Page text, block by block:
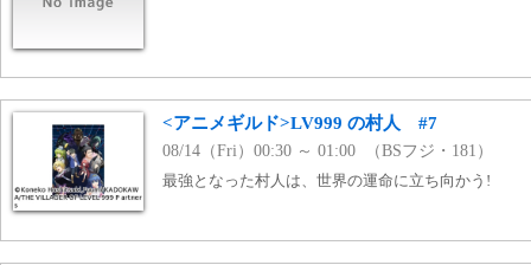
<アニメギルド>LV999 の村人 #7
08/14（Fri）00:30 ～ 01:00 （BSフジ・181）
最強となった村人は、世界の運命に立ち向かう!